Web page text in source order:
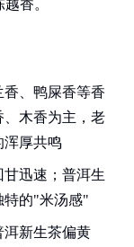
香。
香、鸭屎香等香
木香为主，老
浑厚共鸣
甘迅速；普洱生
特的"米汤感"
洱新生茶偏黄